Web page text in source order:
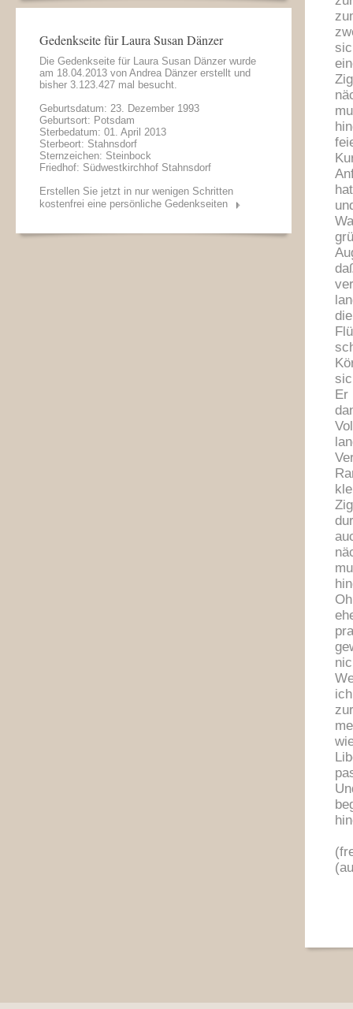
Er
Gedenkseite für Laura Susan Dänzer
Die Gedenkseite für Laura Susan Dänzer wurde
am 18.04.2013 von Andrea Dänzer erstellt und
bisher 3.123.427 mal besucht.
Geburtsdatum: 23. Dezember 1993
Geburtsort: Potsdam
Sterbedatum: 01. April 2013
Sterbeort: Stahnsdorf
Sternzeichen: Steinbock
Friedhof: Südwestkirchhof Stahnsdorf
Erstellen Sie jetzt in nur wenigen Schritten
kostenfrei eine persönliche Gedenkseiten